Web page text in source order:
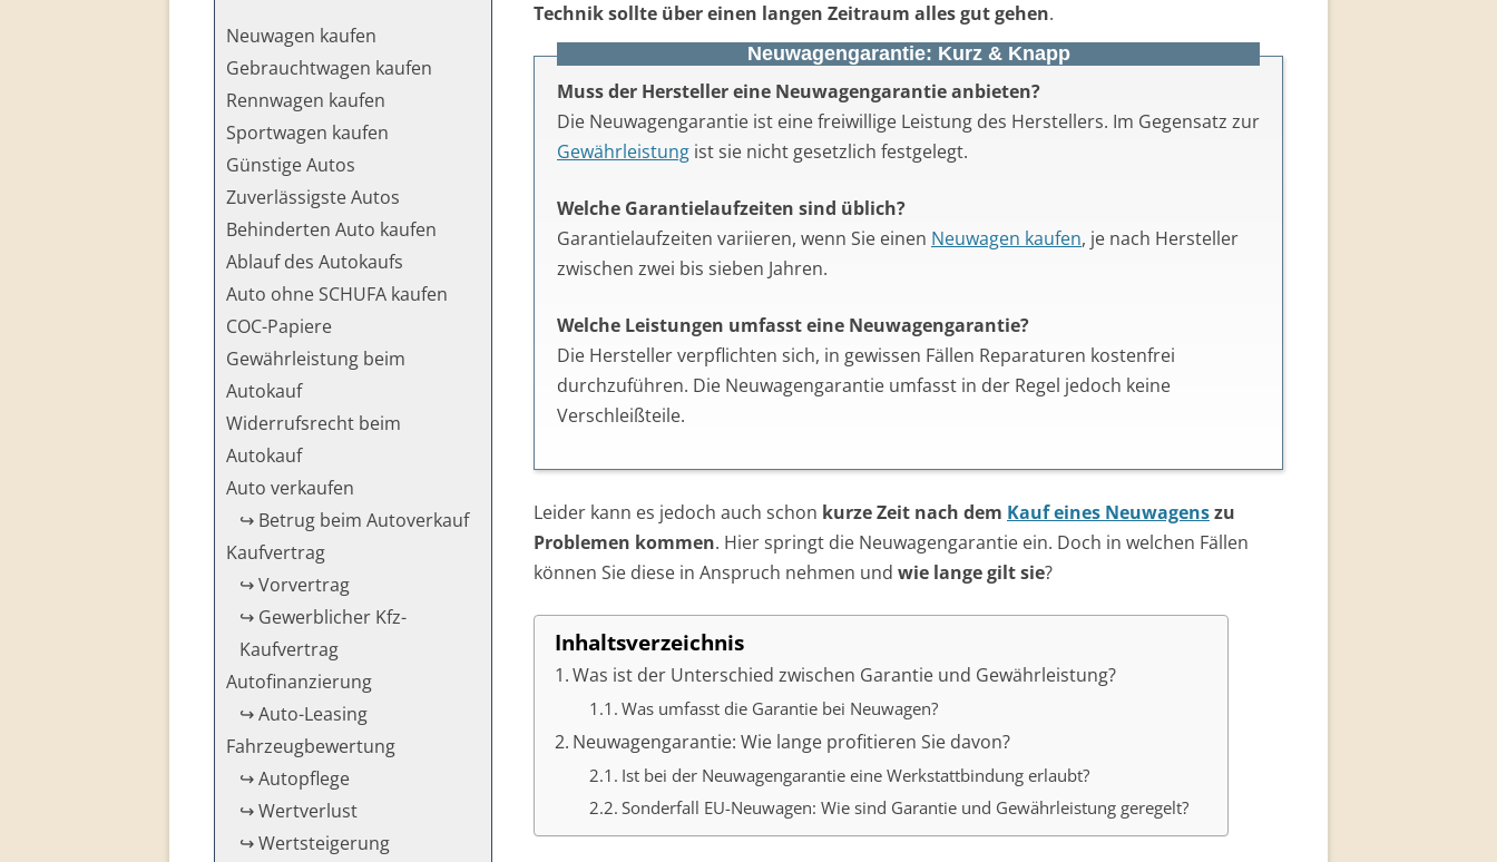
Technik sollte über einen langen Zeitraum alles gut gehen.
Neuwagengarantie: Kurz & Knapp
Muss der Hersteller eine Neuwagengarantie anbieten?
Die Neuwagengarantie ist eine freiwillige Leistung des Herstellers. Im Gegensatz zur
Gewährleistung ist sie nicht gesetzlich festgelegt.
Welche Garantielaufzeiten sind üblich?
Garantielaufzeiten variieren, wenn Sie einen Neuwagen kaufen, je nach Hersteller
zwischen zwei bis sieben Jahren.
Welche Leistungen umfasst eine Neuwagengarantie?
Die Hersteller verpflichten sich, in gewissen Fällen Reparaturen kostenfrei
durchzuführen. Die Neuwagengarantie umfasst in der Regel jedoch keine
Verschleißteile.
Leider kann es jedoch auch schon kurze Zeit nach dem Kauf eines Neuwagenszu
Problemen kommen. Hier springt die Neuwagengarantie ein. Doch in welchen Fällen
können Sie diese in Anspruch nehmen und wie lange gilt sie?
Inhaltsverzeichnis
Was ist der Unterschied zwischen Garantie und Gewährleistung?
Was umfasst die Garantie bei Neuwagen?
Neuwagengarantie: Wie lange profitieren Sie davon?
Ist bei der Neuwagengarantie eine Werkstattbindung erlaubt?
Sonderfall EU-Neuwagen: Wie sind Garantie und Gewährleistung geregelt?
Neuwagen kaufen
Gebrauchtwagen kaufen
Rennwagen kaufen
Sportwagen kaufen
Günstige Autos
Zuverlässigste Autos
Behinderten Auto kaufen
Ablauf des Autokaufs
Auto ohne SCHUFA kaufen
COC-Papiere
Gewährleistung beim
Autokauf
Widerrufsrecht beim
Autokauf
Auto verkaufen
↪ Betrug beim Autoverkauf
Kaufvertrag
↪ Vorvertrag
↪ Gewerblicher Kfz-
Kaufvertrag
Autofinanzierung
↪ Auto-Leasing
Fahrzeug­bewertung
↪ Autopflege
↪ Wertverlust
↪ Wertsteigerung